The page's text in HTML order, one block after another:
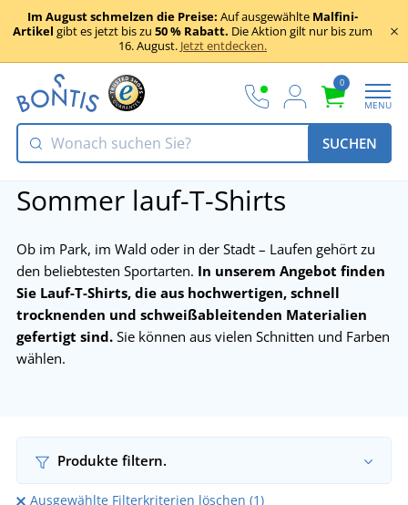
Im August schmelzen die Preise: Auf ausgewählte Malfini-
Artikel gibt es jetzt bis zu 50 % Rabatt. Die Aktion gilt nur bis zum
16. August. Jetzt entdecken.
0
MENU
SUCHEN
Sommer lauf-T-Shirts
Ob im Park, im Wald oder in der Stadt – Laufen gehört zu
den beliebtesten Sportarten. In unserem Angebot finden
Sie Lauf-T-Shirts, die aus hochwertigen, schnell
trocknenden und schweißableitenden Materialien
gefertigt sind. Sie können aus vielen Schnitten und Farben
wählen.
Produkte filtern.
Ausgewählte Filterkriterien löschen (1)